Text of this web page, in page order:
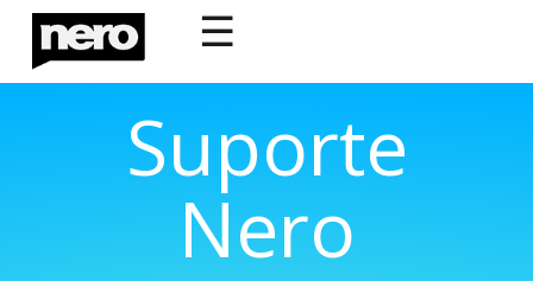
☰
Suporte
Nero